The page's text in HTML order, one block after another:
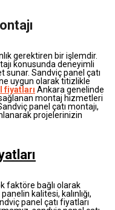
gerektiren bir işlemdir.
konusunda deneyimli
Sandviç panel çatı
uygun olarak titizlikle
fiyatları Ankara genelinde
montaj hizmetleri
panel çatı montajı,
projelerinizin
faktöre bağlı olarak
kalitesi, kalınlığı,
panel çatı fiyatları